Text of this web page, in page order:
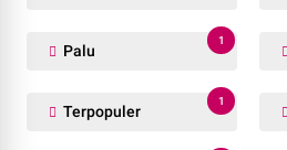
Palu
1
Terpopuler
1